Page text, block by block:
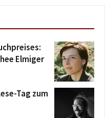
Elmiger
Tag zum